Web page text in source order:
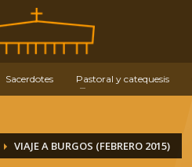
de contacto
info@parroquiaermitagana.es
Sacerdotes Pastoral y catequesis
VIAJE A BURGOS (FEBRERO 2015)